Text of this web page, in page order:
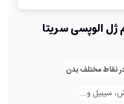
ژل آلوپسی سریتا
نقاط مختلف بدن
سیبیل و...